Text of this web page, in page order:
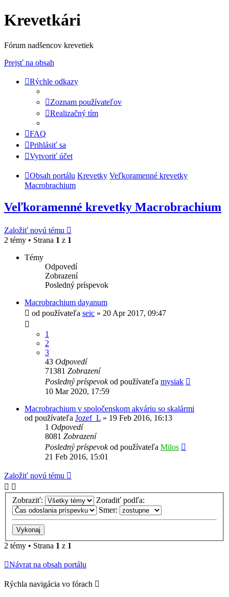
Krevetkári
Fórum nadšencov krevetiek
Prejsť na obsah
Rýchle odkazy
Zoznam používateľov
Realizačný tím
FAQ
Prihlásiť sa
Vytvoriť účet
Obsah portálu Krevetky Veľkoramenné krevetky
Macrobrachium
Veľkoramenné krevetky Macrobrachium
Založiť novú tému
2 témy • Strana 1 z 1
Témy
Odpovedí
Zobrazení
Posledný príspevok
Macrobrachium dayanum
od používateľa seic » 20 Apr 2017, 09:47
1
2
3
43 Odpovedí
71381 Zobrazení
Posledný príspevokod používateľa mysiak
10 Mar 2020, 17:59
Macrobrachium v spoločenskom akváriu so skalármi
od používateľa Jozef_L » 19 Feb 2016, 16:13
1 Odpovedí
8081 Zobrazení
Posledný príspevokod používateľa Milos
21 Feb 2016, 15:01
Založiť novú tému
Zobraziť:
Zoradiť podľa:
Smer:
2 témy • Strana 1 z 1
Návrat na obsah portálu
Rýchla navigácia vo fórach